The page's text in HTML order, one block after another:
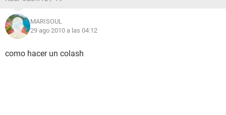
MARISOUL
29 ago 2010 a las 04:12
como hacer un colash